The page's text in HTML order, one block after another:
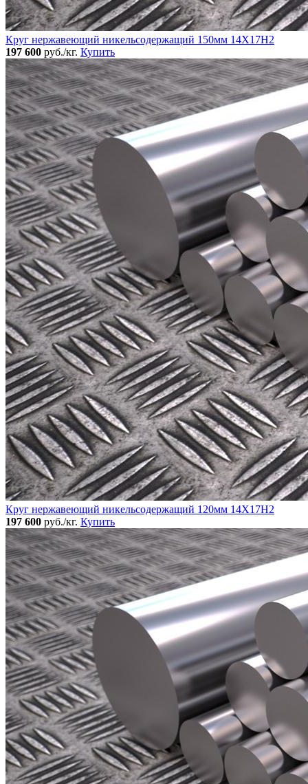
Круг нержавеющий никельсодержащий 150мм 14Х17Н2
197 600 руб./кг. Купить
Круг нержавеющий никельсодержащий 120мм 14Х17Н2
197 600 руб./кг. Купить